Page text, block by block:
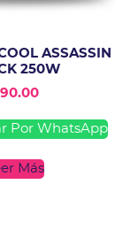
ASSASSIN
250W
90.00
Por WhatsApp
Más